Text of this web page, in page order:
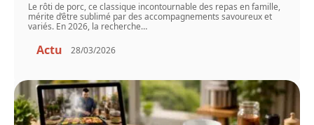
Le rôti de porc, ce classique incontournable des repas en famille,
mérite d’être sublimé par des accompagnements savoureux et
variés. En 2026, la recherche…
Actu 28/03/2026